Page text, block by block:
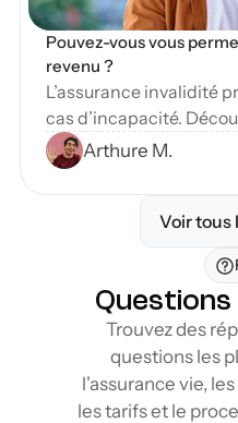
Pouvez-vous vous
revenu ?
L’assurance invalidité
cas d’incapacité.
couverture et étapes
financier.
Arthure M.
Voir tous
Trouvez des
questions les
l'assurance vie,
les tarifs et le